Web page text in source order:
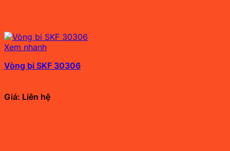
Xem nhanh
Vòng bi SKF 30306
Giá: Liên hệ